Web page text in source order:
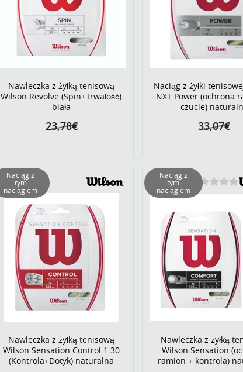
Nawleczka z żyłką tenisową
Wilson Revolve (Spin+Trwałość)
biała
23,78€
Naciąg z żyłki
NXT Power (ochrona
czucie)
33,07€
Nawleczka z żyłką tenisową
Wilson Sensation Control 1.30
(Kontrola+Dotyk) naturalna
Naciąg z
tym
naciągiem
Nawleczka z żyłką
Wilson Sensation
ramion + kontrola)
Naciąg z
tym
naciągiem